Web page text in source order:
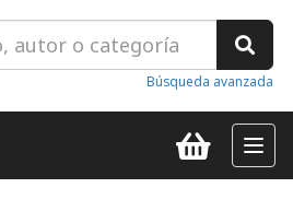
Búsqueda avanzada